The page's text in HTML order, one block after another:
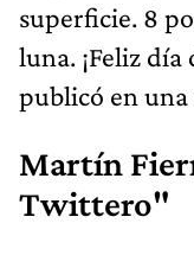
superficie. 8
luna. ¡Feliz
publicó en una
Martín
Twittero"